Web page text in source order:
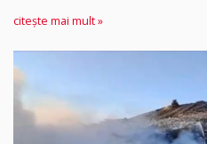
citește mai mult »